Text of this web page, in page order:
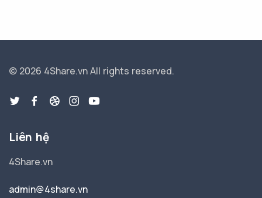
© 2026 4Share.vnAll rights reserved.
Liên hệ
4Share.vn
admin@4share.vn